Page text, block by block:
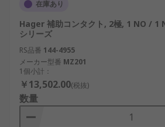
盤に伝えることができます。またリ
は、家庭用IoT機器や小型制御回路
的な監視や制御に役立ちます。
補助接点とリミットスイッチの違
補助接点とリミットスイッチはどち
使用されますが、その役割と構造に
あります。補助接点は接触器やリレ
在庫あり
Hager 補助コンタクト, 2極, 1 NO / 1
シリーズ
RS品番 144-4955
メーカー型番 MZ201
1個小計：
￥13,502.00(税抜)
数量